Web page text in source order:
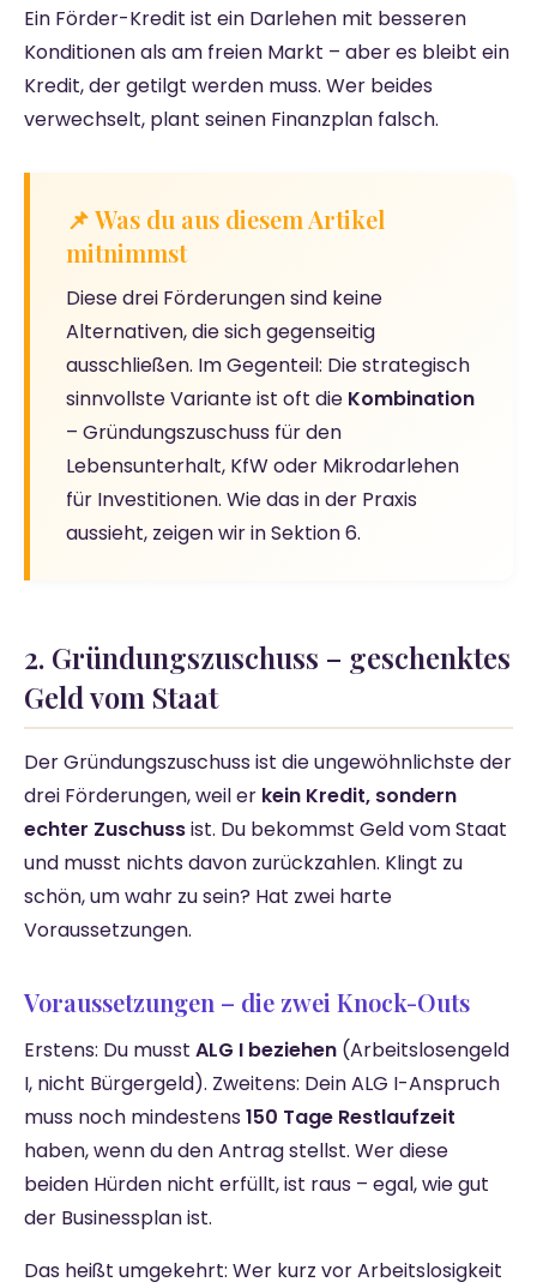
Ein Förder-Kredit ist ein Darlehen mit besseren
Konditionen als am freien Markt – aber es bleibt ein
Kredit, der getilgt werden muss. Wer beides
verwechselt, plant seinen Finanzplan falsch.
📌 Was du aus diesem Artikel
mitnimmst
Diese drei Förderungen sind keine
Alternativen, die sich gegenseitig
ausschließen. Im Gegenteil: Die strategisch
sinnvollste Variante ist oft die Kombination
– Gründungszuschuss für den
Lebensunterhalt, KfW oder Mikrodarlehen
für Investitionen. Wie das in der Praxis
aussieht, zeigen wir in Sektion 6.
2. Gründungszuschuss – geschenktes
Geld vom Staat
Der Gründungszuschuss ist die ungewöhnlichste der
drei Förderungen, weil er kein Kredit, sondern
echter Zuschussist. Du bekommst Geld vom Staat
und musst nichts davon zurückzahlen. Klingt zu
schön, um wahr zu sein? Hat zwei harte
Voraussetzungen.
Voraussetzungen – die zwei Knock-Outs
Erstens: Du musst ALG I beziehen (Arbeitslosengeld
I, nicht Bürgergeld). Zweitens: Dein ALG I-Anspruch
muss noch mindestens 150 Tage Restlaufzeit
haben, wenn du den Antrag stellst. Wer diese
beiden Hürden nicht erfüllt, ist raus – egal, wie gut
der Businessplan ist.
Das heißt umgekehrt: Wer kurz vor Arbeitslosigkeit